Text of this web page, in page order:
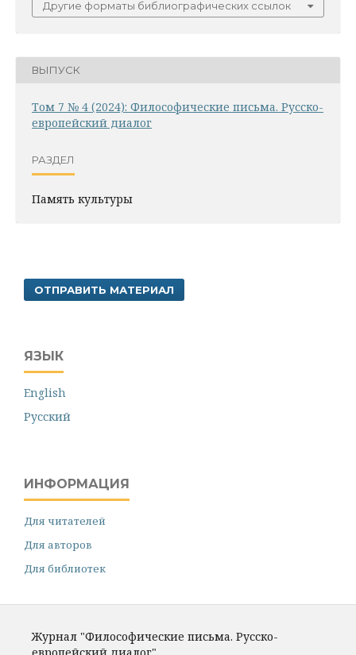
Другие форматы библиографических ссылок
ВЫПУСК
Том 7 № 4 (2024): Философические письма. Русско-
европейский диалог
РАЗДЕЛ
Память культуры
ОТПРАВИТЬ МАТЕРИАЛ
ЯЗЫК
English
Русский
ИНФОРМАЦИЯ
Для читателей
Для авторов
Для библиотек
Журнал "Философические письма. Русско-
европейский диалог"